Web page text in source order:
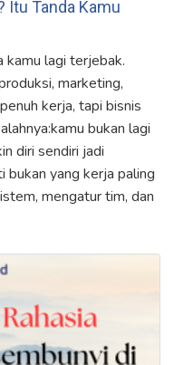
Itu Tanda Kamu
kamu lagi terjebak.
marketing,
kerja, tapi bisnis
bukan lagi
diri sendiri jadi
bukan yang kerja paling
mengatur tim, dan